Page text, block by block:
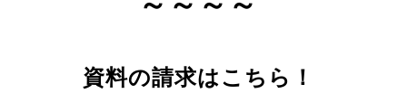
資料の請求はこちら！